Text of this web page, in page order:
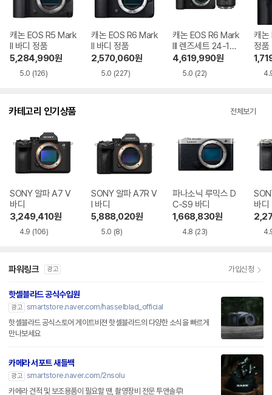
캐논 EOS R5 Mark
II 바디 정품
5,284,990원
5.0 (126)
캐논 EOS R6 Mark
II 바디 정품
2,570,060원
5.0 (227)
캐논 EOS R6 Mark
III 렌즈세트 24-10
5mm F4 L
4,619,990원
5.0 (22)
캐논
정품
카테고리 인기상품 전체보기
SONY 알파 A7 V
바디
3,249,410원
4.9 (106)
SONY 알파 A7R V
I 바디
5,888,020원
5.0 (8)
파나소닉 루믹스 D
C-S9 바디
1,668,830원
4.8 (23)
바디
파워링크 광고 가입신청
핫셀블라드 공식수입원
광고
smartstore.naver.com/hasselblad_official
핫셀블라드 공식스토어 게이트비젼 핫셀블라드의 다양한 소식을 빠르게
만나보세요
카메라 서포트 새들백
광고
smartstore.naver.com/2nsolu
카메라 견적 및 보조용품이 필요할 땐, 촬영장비 전문 투앤솔루!